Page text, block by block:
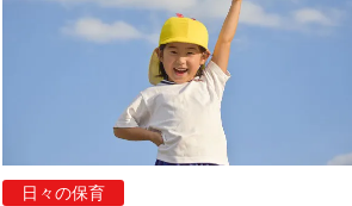
日々の保育